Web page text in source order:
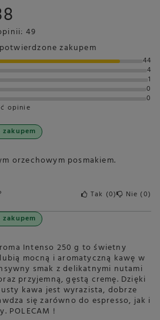
49
zakupem
44
4
1
0
0
opinie
orzechowym posmakiem.
Tak 0 Nie 0
Intenso 250 g to świetny
mocną i aromatyczną kawę w
smak z delikatnymi nutami
przyjemną, gęstą cremę. Dzięki
kawa jest wyrazista, dobrze
się zarówno do espresso, jak i
POLECAM !